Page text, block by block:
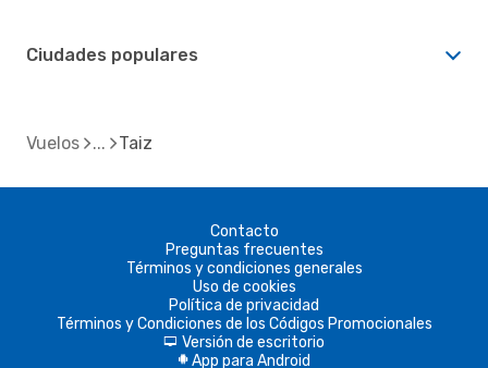
Ciudades populares
Vuelos Taiz
Contacto
Preguntas frecuentes
Términos y condiciones generales
Uso de cookies
Política de privacidad
Términos y Condiciones de los Códigos Promocionales
d Versión de escritorio
A App para Android